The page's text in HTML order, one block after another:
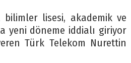
bilimler lisesi, akademik ve
yeni döneme iddialı giriyor
Türk Telekom Nurettin